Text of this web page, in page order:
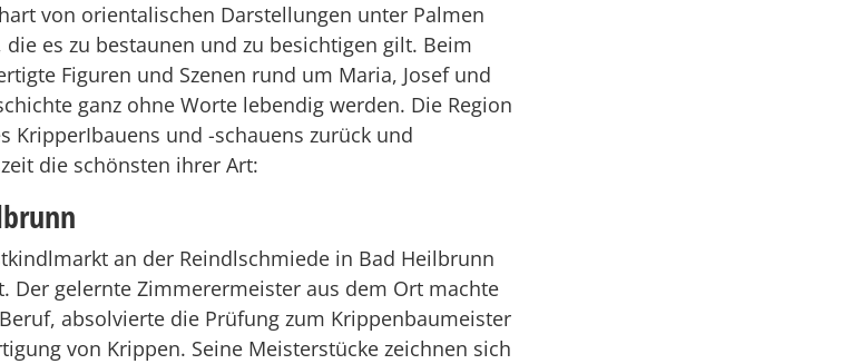
von orientalischen Darstellungen unter Palmen
es zu bestaunen und zu besichtigen gilt. Beim
Figuren und Szenen rund um Maria, Josef und
ganz ohne Worte lebendig werden. Die Region
KripperIbauens und -schauens zurück und
die schönsten ihrer Art:
an der Reindlschmiede in Bad Heilbrunn
Der gelernte Zimmerermeister aus dem Ort machte
absolvierte die Prüfung zum Krippenbaumeister
von Krippen. Seine Meisterstücke zeichnen sich